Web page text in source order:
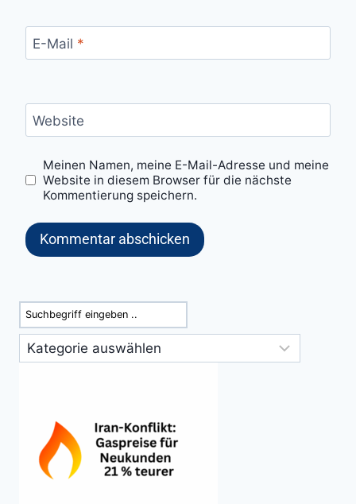
E-Mail *
Website
Meinen Namen, meine E-Mail-Adresse und meine
Website in diesem Browser für die nächste
Kommentierung speichern.
Suchen
Kategorien